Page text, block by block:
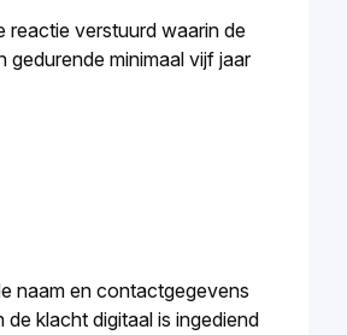
reactie verstuurd waarin de
minimaal vijf jaar
naam en contactgegevens
klacht digitaal is ingediend